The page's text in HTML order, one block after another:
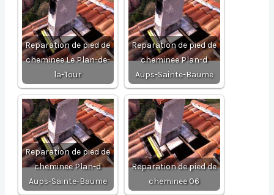
Reparation de pied de
cheminee Le Plan-de-
la-Tour
Reparation de pied de
cheminee Plan-d
Aups-Sainte-Baume
Reparation de pied de
cheminee Plan-d
Aups-Sainte-Baume
Reparation de pied de
cheminee 06